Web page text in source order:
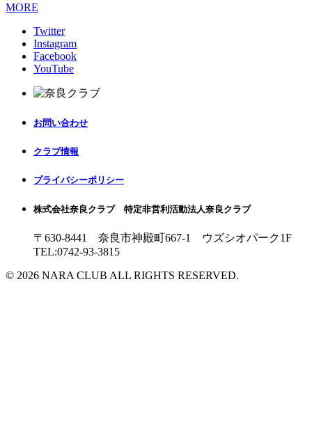
MORE
Twitter
Instagram
Facebook
YouTube
お問い合わせ
クラブ情報
プライバシーポリシー
株式会社奈良クラブ 特定非営利活動法人奈良クラブ
〒630-8441 奈良市神殿町667-1
ウズシオパーク1F
TEL:0742-93-3815
© 2026 NARA CLUB ALL RIGHTS RESERVED.